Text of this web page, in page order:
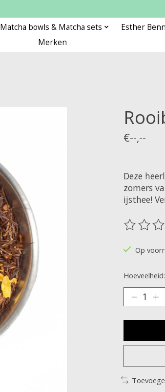
Matcha bowls & Matcha sets Esther
Merken
€--,--
Deze
zomers
ijsthee!
De
Op
Hoeveelheid: